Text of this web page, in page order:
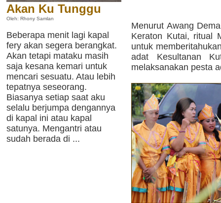
Akan Ku Tunggu
Oleh: Rhony Samlan
Beberapa menit lagi kapal
fery akan segera berangkat.
Akan tetapi mataku masih
saja kesana kemari untuk
mencari sesuatu. Atau lebih
tepatnya seseorang.
Biasanya setiap saat aku
selalu berjumpa dengannya
di kapal ini atau kapal
satunya. Mengantri atau
sudah berada di ...
Menurut Awang
Keraton Kutai, ritual
untuk
adat Kesultanan
melaksanakan pesta